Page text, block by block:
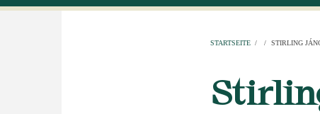
STARTSEITE / / STIRLING